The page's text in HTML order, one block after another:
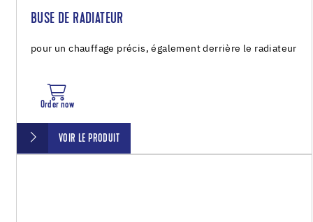
BUSE DE RADIATEUR
pour un chauffage précis, également derrière le radiateur
Order now
VOIR LE PRODUIT